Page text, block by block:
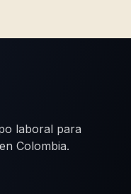
laboral para
Colombia.